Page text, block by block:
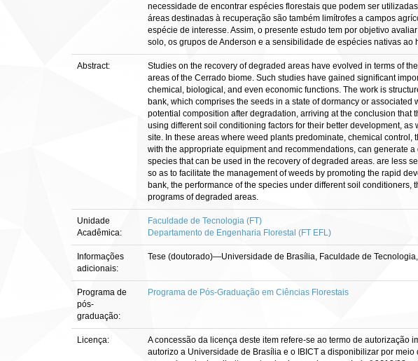
necessidade de encontrar espécies florestais que podem ser
áreas destinadas à recuperação são também limítrofes a campos
espécie de interesse. Assim, o presente estudo tem por objetivo
solo, os grupos de Anderson e a sensibilidade de espécies nativas
Abstract:
Studies on the recovery of degraded areas have evolved in terms of
areas of the Cerrado biome. Such studies have gained significant
chemical, biological, and even economic functions. The work is
bank, which comprises the seeds in a state of dormancy or
potential composition after degradation, arriving at the conclusion
using different soil conditioning factors for their better development,
site. In these areas where weed plants predominate, chemical
with the appropriate equipment and recommendations, can generate
species that can be used in the recovery of degraded areas. are less
so as to facilitate the management of weeds by promoting the rapid
bank, the performance of the species under different soil
programs of degraded areas.
Unidade
Acadêmica:
Faculdade de Tecnologia (FT)
Departamento de Engenharia Florestal (FT EFL)
Informações
adicionais:
Tese (doutorado)—Universidade de Brasília, Faculdade de
Programa de
pós-
graduação:
Programa de Pós-Graduação em Ciências Florestais
Licença:
A concessão da licença deste item refere-se ao termo de
autorizo a Universidade de Brasília e o IBICT a disponibilizar por